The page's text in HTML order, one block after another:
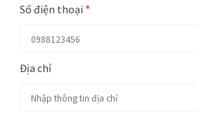
Số điện thoại *
Địa chỉ